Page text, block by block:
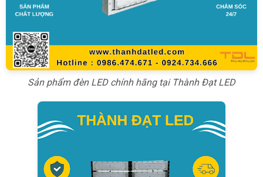
Sản phẩm đèn LED chính hãng tại Thành Đạt LED